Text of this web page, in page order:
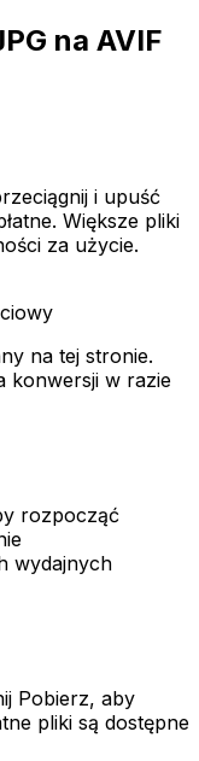
na AVIF
i upuść
Większe pliki
za użycie.
na tej stronie.
konwersji w razie
rozpocząć
wydajnych
Pobierz, aby
pliki są dostępne